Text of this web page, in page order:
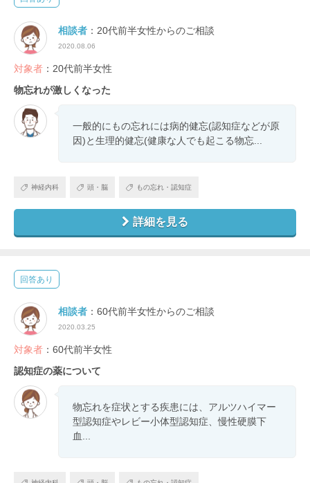
相談者 ：20代前半女性からのご相談
2020.08.06
対象者 ：20代前半女性
物忘れが激しくなった
一般的にもの忘れには病的健忘(認知症などが原
因)と生理的健忘(健康な人でも起こる物忘...
神経内科 頭・脳 もの忘れ・認知症
詳細を見る
回答あり
相談者 ：60代前半女性からのご相談
2020.03.25
対象者 ：60代前半女性
認知症の薬について
物忘れを症状とする疾患には、アルツハイマー
型認知症やレビー小体型認知症、慢性硬膜下
血...